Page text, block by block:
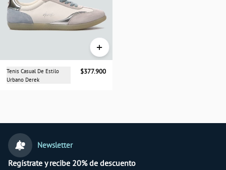
+
Tenis Casual De Estilo
Urbano Derek
$377.900
Newsletter
Regístrate y recibe 20% de descuento